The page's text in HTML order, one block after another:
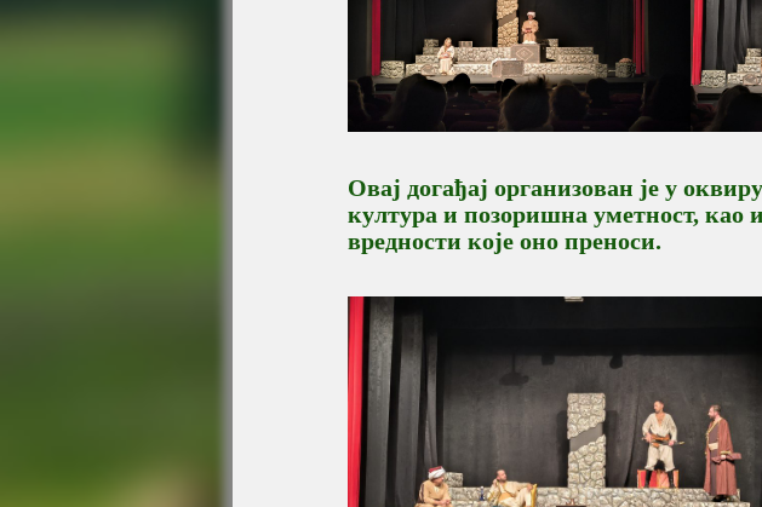
Овај догађај организован је у
култура и позоришна уметност, као
вредности које оно преноси.